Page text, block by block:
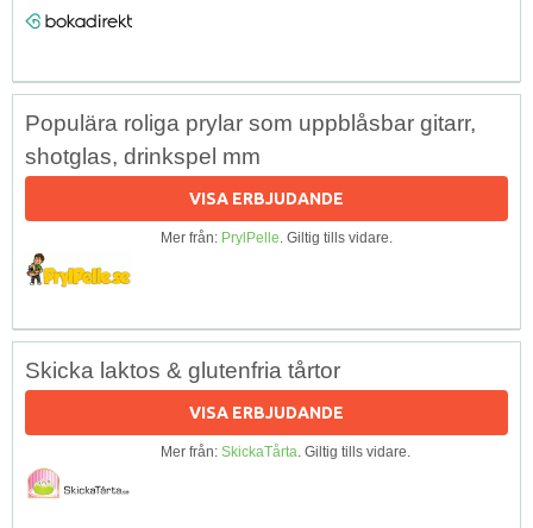
Populära roliga prylar som uppblåsbar gitarr,
shotglas, drinkspel mm
VISA ERBJUDANDE
Mer från: PrylPelle. Giltig tills vidare.
Skicka laktos & glutenfria tårtor
VISA ERBJUDANDE
Mer från: SkickaTårta. Giltig tills vidare.